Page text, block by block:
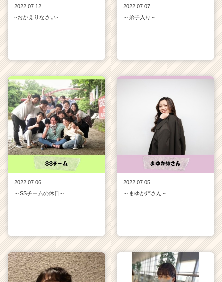
2022.07.12
~おかえりなさい~
2022.07.07
～弟子入り～
2022.07.06
～SSチームの休日～
2022.07.05
～まゆか姉さん～